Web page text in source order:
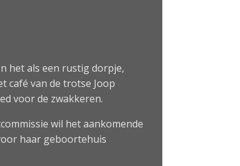
het als een rustig dorpje,
café van de trotse Joop
voor de zwakkeren.
wil het aankomende
haar geboortehuis